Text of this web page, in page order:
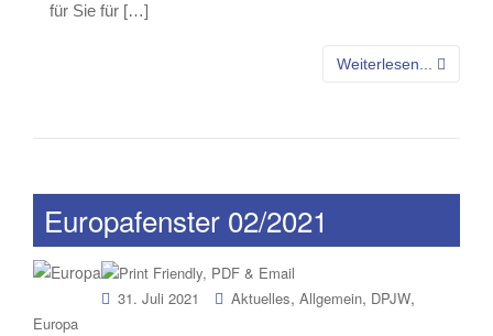
für Sie für […]
Weiterlesen...
Europafenster 02/2021
31. Juli 2021 Aktuelles, Allgemein, DPJW,
Europa